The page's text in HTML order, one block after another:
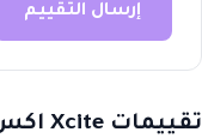
إرسال التقييم
تقييمات Xcite اكس سايت